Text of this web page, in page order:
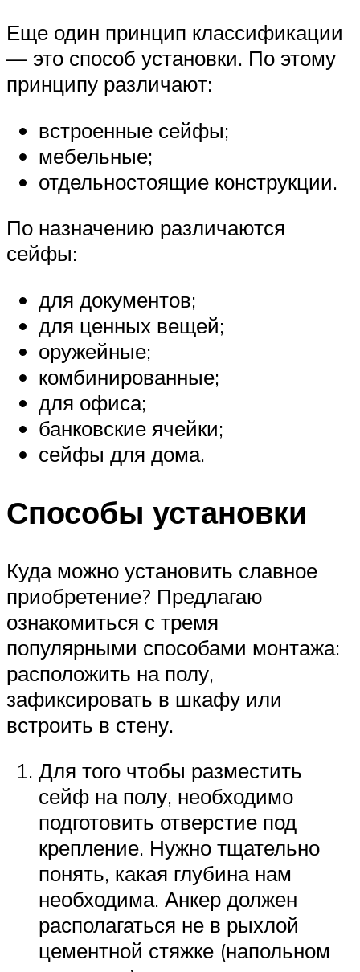
Еще один принцип классификации
— это способ установки. По этому
принципу различают:
встроенные сейфы;
мебельные;
отдельностоящие конструкции.
По назначению различаются
сейфы:
для документов;
для ценных вещей;
оружейные;
комбинированные;
для офиса;
банковские ячейки;
сейфы для дома.
Способы установки
Куда можно установить славное
приобретение? Предлагаю
ознакомиться с тремя
популярными способами монтажа:
расположить на полу,
зафиксировать в шкафу или
встроить в стену.
Для того чтобы разместить
сейф на полу, необходимо
подготовить отверстие под
крепление. Нужно тщательно
понять, какая глубина нам
необходима. Анкер должен
располагаться не в рыхлой
цементной стяжке (напольном